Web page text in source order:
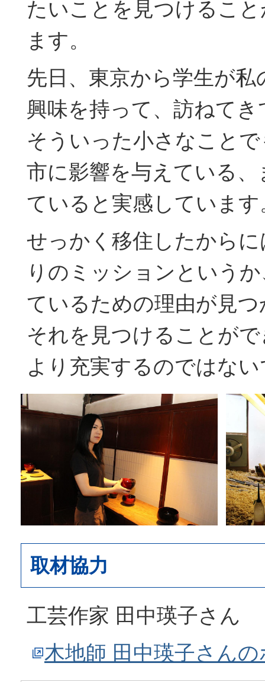
たいことを見つけるこ
ます。
先日、東京から学生が
興味を持って、訪ねて
そういった小さなこと
市に影響を与えている
ていると実感しています
せっかく移住したから
りのミッションという
ているための理由が見
それを見つけることが
より充実するのではな
取材協力
工芸作家 田中瑛子さん
木地師 田中瑛子さん